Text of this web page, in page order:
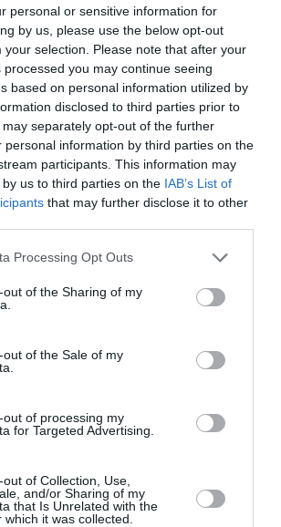
personal or sensitive information for
by us, please use the below opt-out
your selection. Please note that after your
you may continue seeing
based on personal information utilized by
disclosed to third parties prior to
separately opt-out of the further
personal information by third parties on the
participants. This information may
us to third parties on the IAB’s List of
that may further disclose it to other
website/app uses one or more Google
visit or usage behaviour. You may click to
to Google and its third-party tags to
specified purposes in below Google
Processing Opt Outs
out of the Sharing of my
out of the Sale of my
out of processing my
for Targeted Advertising.
of Collection, Use,
and/or Sharing of my
that Is Unrelated with the
it was collected.
drones: Η Ρωσία ανακοινώνει 605
ανά παιδί: Πότε θα γίνει η επόμενη
είναι οι δικαιούχοι
κινητοποίησης Αττική, Βοιωτία
κινδύνου πυρκαγιάς
για το καλώδιο Ελλάδας – Κύπρου: Πώς
του έργου
ευρώ ανά τετραγωνικό θα δώσουμε
τα σπίτια»
του ιού του Δυτικού Νείλου –
Ελλάδα
ανήκει στα μέλη ενός
στις προσωπικές φιλοδοξίες»
με σπανάκι
ΟΛΕΣ ΟΙ ΕΙΔΗΣΕΙΣ →
ακόμη